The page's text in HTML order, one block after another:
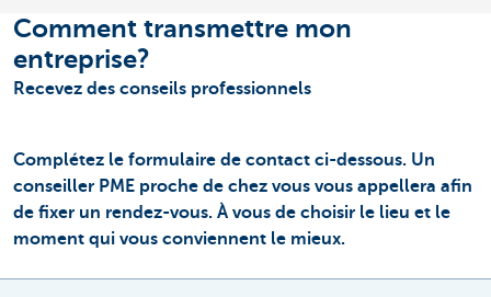
Comment transmettre mon
entreprise?
Recevez des conseils professionnels
Complétez le formulaire de contact ci-dessous. Un
conseiller PME proche de chez vous vous appellera afin
de fixer un rendez-vous. À vous de choisir le lieu et le
moment qui vous conviennent le mieux.